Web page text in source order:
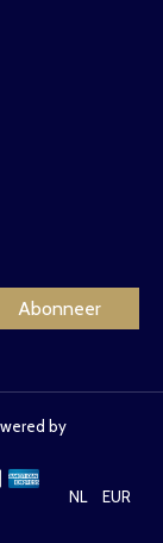
Abonneer
by
NL EUR